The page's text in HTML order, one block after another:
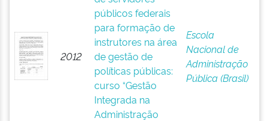
2012
públicos federais
para formação de
instrutores na área
de gestão de
políticas públicas:
curso “Gestão
Integrada na
Administração
Escola
Nacional de
Administração
Pública (Brasil)